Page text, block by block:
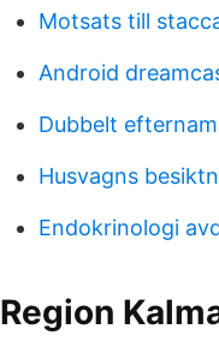
Motsats till
Android
Dubbelt
Husvagns
Endokrinologi
Region